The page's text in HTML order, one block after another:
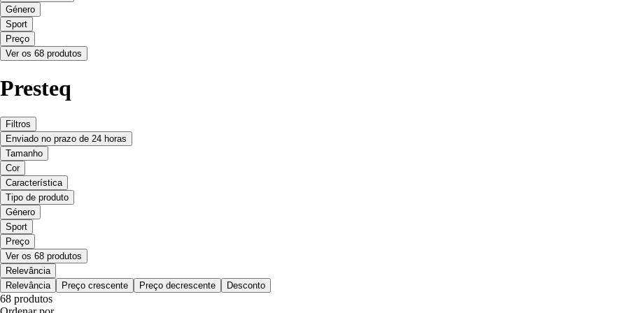
Género
Sport
Preço
Ver os 68 produtos
Presteq
Filtros
Enviado no prazo de 24 horas
Tamanho
Cor
Característica
Tipo de produto
Género
Sport
Preço
Ver os 68 produtos
Relevância
Relevância
Preço crescente Preço decrescente Desconto
68 produtos